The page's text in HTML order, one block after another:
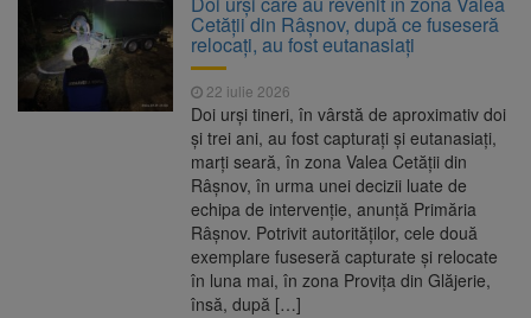
nopții, nu oprirea iluminatului public
7 august 2026
Trafic blocat pe DN1E Brașov
– Poiana Brașov după un accident. Două
persoane primesc îngrijiri medicale
7 august 2026
Dosar de evaziune fiscală de
peste 330.000 de lei, clasat la Brașov după
8 august ar putea deveni
Ziua Europeană de Comemorare a Victimelor
Accidentelor de Muncă
Cetății din Râșnov, după ce fuseseră
relocați, au fost eutanasiați
22 iulie 2026
Doi urși tineri, în vârstă de aproximativ doi
și trei ani, au fost capturați și eutanasiați,
marți seară, în zona Valea Cetății din
Râșnov, în urma unei decizii luate de
echipa de intervenție, anunță Primăria
Râșnov. Potrivit autorităților, cele două
exemplare fuseseră capturate și relocate
în luna mai, în zona Provița din Glăjerie,
însă, după […]